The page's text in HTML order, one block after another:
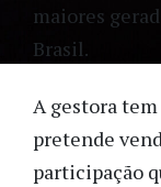
maiores
Brasil.
A gestora
pretende
participação